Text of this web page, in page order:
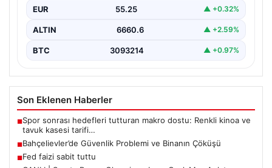
EUR 55.25 ▲ +0.32%
ALTIN 6660.6 ▲ +2.59%
BTC 3093214 ▲ +0.97%
Son Eklenen Haberler
■Spor sonrası hedefleri tutturan makro dostu: Renkli kinoa ve
tavuk kasesi tarifi…
■Bahçelievler’de Güvenlik Problemi ve Binanın Çöküşü
■Fed faizi sabit tuttu